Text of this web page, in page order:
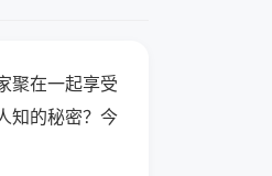
聚在一起享受
知的秘密？今